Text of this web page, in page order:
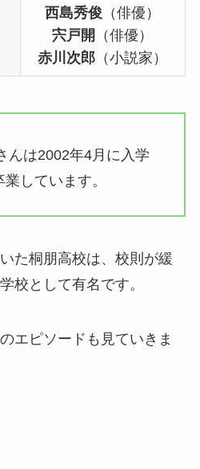
西島秀俊 （俳優）
宍戸開
（俳優）
赤川次郎 （小説家）
んは2002年4月に入学
しています。
た桐朋高校は、校則が緩
校として有名です。
エピソードも見ていきま